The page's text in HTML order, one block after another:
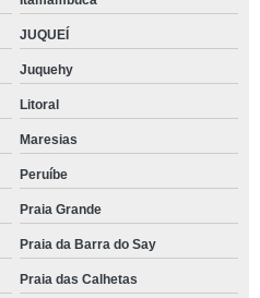
JUQUEÍ
Juquehy
Litoral
Maresias
Peruíbe
Praia Grande
Praia da Barra do Say
Praia das Calhetas